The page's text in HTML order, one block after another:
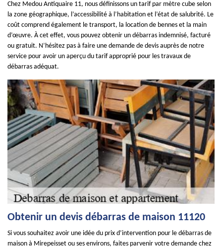
Chez Medou Antiquaire 11, nous définissons un tarif par mètre cube selon
la zone géographique, l’accessibilité à l’habitation et l’état de salubrité. Le
coût comprend également le transport, la location de bennes et la main
d’œuvre. À cet effet, vous pouvez obtenir un débarras indemnisé, facturé
ou gratuit. N’hésitez pas à faire une demande de devis auprès de notre
service pour avoir un aperçu du tarif approprié pour les travaux de
débarras adéquat.
Obtenir un devis débarras de maison 11120
Si vous souhaitez avoir une idée du prix d’intervention pour le débarras de
maison à Mirepeisset ou ses environs, faites parvenir votre demande chez